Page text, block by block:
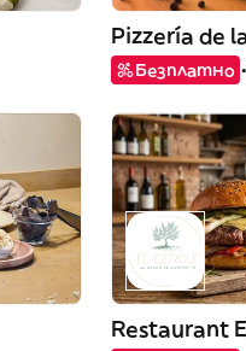
Pizzería de
Безплатно
Restaurant